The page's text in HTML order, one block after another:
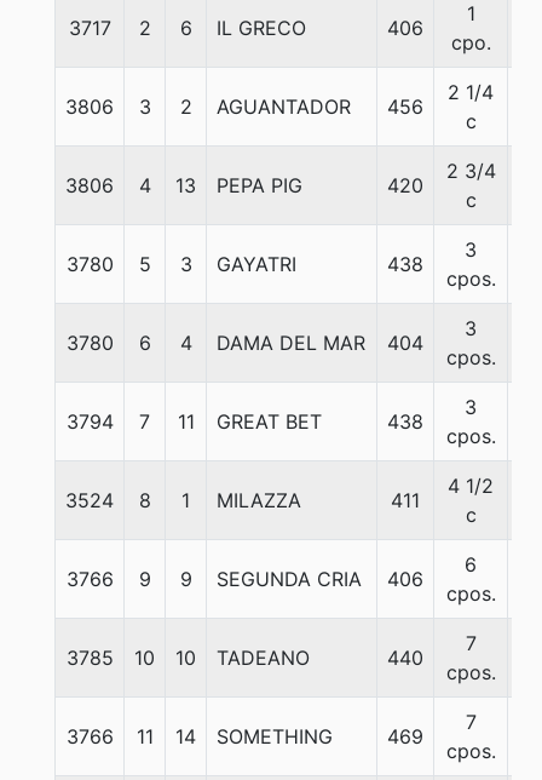
3717 2 6 IL GRECO 406
1
cpo.
3806 3 2 AGUANTADOR 456
2 1/4
c
3806 4 13 PEPA PIG 420
2 3/4
c
3780 5 3 GAYATRI 438
3
cpos.
3780 6 4 DAMA DEL MAR 404
3
cpos.
3794 7 11 GREAT BET 438
3
cpos.
3524 8 1 MILAZZA 411
4 1/2
c
3766 9 9 SEGUNDA CRIA 406
6
cpos.
3785 10 10 TADEANO 440
7
cpos.
3766 11 14 SOMETHING 469
7
cpos.